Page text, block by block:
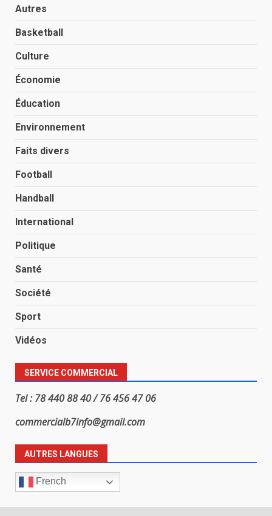
Autres
Basketball
Culture
Économie
Éducation
Environnement
Faits divers
Football
Handball
International
Politique
Santé
Société
Sport
Vidéos
SERVICE COMMERCIAL
Tel : 78 440 88 40 / 76 456 47 06
commercialb7info@gmail.com
AUTRES LANGUES
French